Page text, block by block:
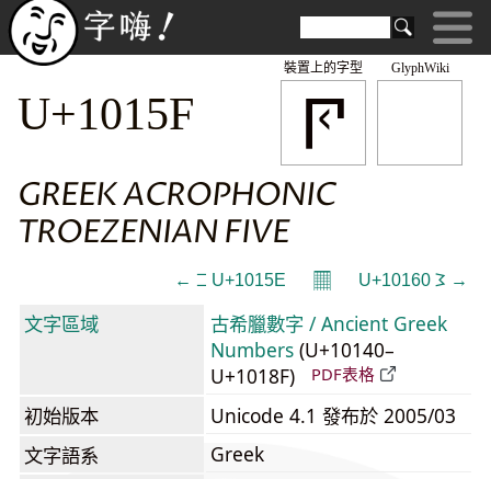
GlyphWiki
𐅟
裝置上的字型
U+1015F
GREEK ACROPHONIC
TROEZENIAN FIVE
← 𐅞 U+1015E 𝄜 U+10160 𐅠 →
文字區域
古希臘數字 / Ancient Greek
Numbers (U+10140–
U+1018F)
PDF表格
初始版本
Unicode 4.1 發布於 2005/03
文字語系
Greek